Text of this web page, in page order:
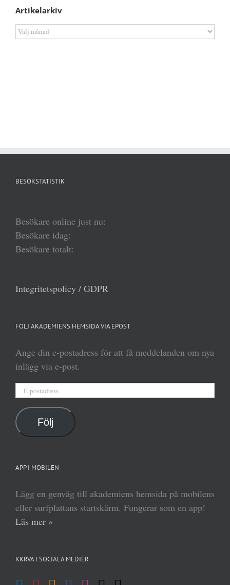
Artikelarkiv
Artikelarkiv
BESÖKSTATISTIK
Besökare online just nu:
Besökare idag:
Besökare totalt:
Integritetspolicy / GDPR
FÖLJ AKADEMIENS HEMSIDA VIA EPOST
Ange din e-postadress för att få meddelanden om nya
inlägg via e-post.
Följ
APP I MOBILEN
Lägg en genväg till akademiens hemsida på mobilens
eller surfplattans startskärm. Fungerar som en app!
Läs mer »
KKRVA I SOCIALA MEDIER